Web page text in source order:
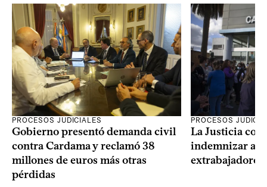
PROCESOS JUDICIALES
Gobierno presentó demanda civil
contra Cardama y reclamó 38
millones de euros más otras
pérdidas
PROCESOS
La Justicia
indemnizar a
extrabajadores